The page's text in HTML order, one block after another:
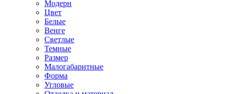
Модерн
Цвет
Белые
Венге
Светлые
Темные
Размер
Малогабаритные
Форма
Угловые